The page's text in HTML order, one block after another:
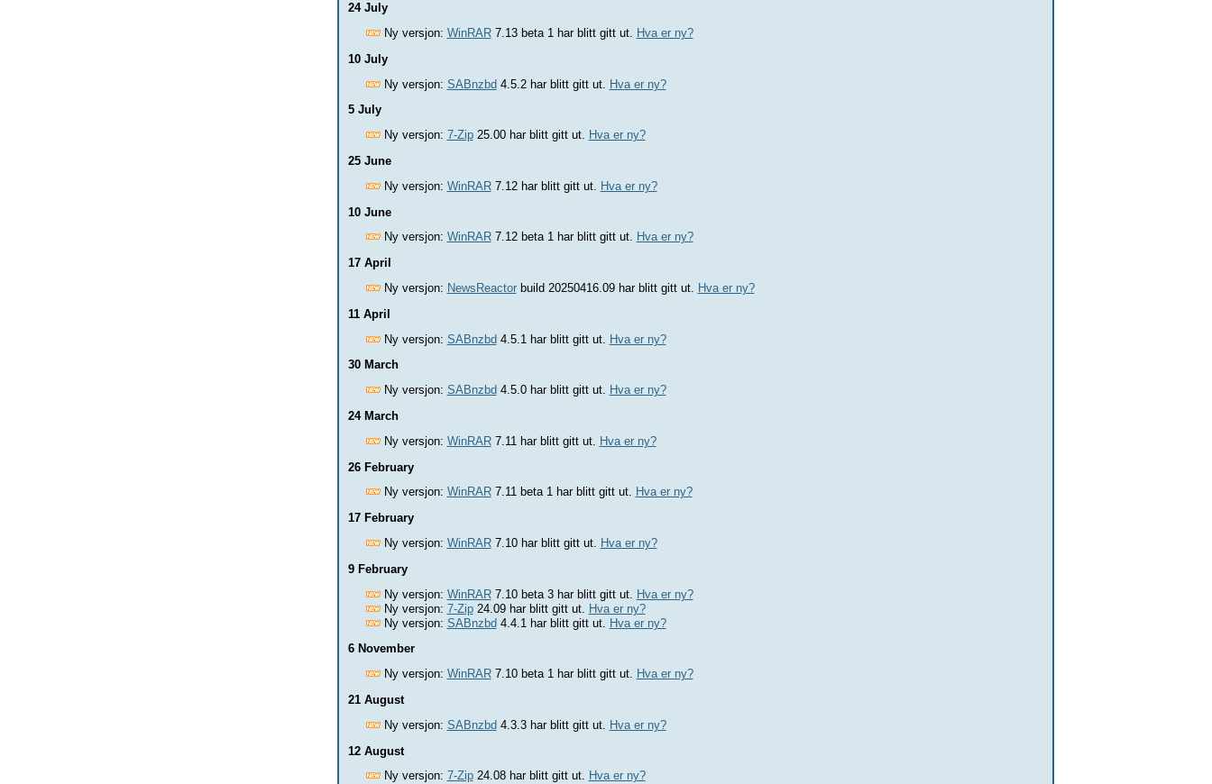
24 July
Ny versjon: WinRAR7.13 beta 1 har blitt gitt ut. Hva er ny?
10 July
Ny versjon: SABnzbd4.5.2 har blitt gitt ut. Hva er ny?
5 July
Ny versjon: 7-Zip25.00 har blitt gitt ut. Hva er ny?
25 June
Ny versjon: WinRAR7.12 har blitt gitt ut.
Hva er ny?
10 June
Ny versjon: WinRAR7.12 beta 1 har blitt gitt ut. Hva er ny?
17 April
Ny versjon: NewsReactorbuild 20250416.09 har blitt gitt ut. Hva er ny?
11 April
Ny versjon: SABnzbd4.5.1 har blitt gitt ut. Hva er ny?
30 March
Ny versjon: SABnzbd 4.5.0 har blitt gitt ut. Hva er ny?
24 March
Ny versjon: WinRAR7.11 har blitt gitt ut.
Hva er ny?
26 February
Ny versjon: WinRAR7.11 beta 1 har blitt gitt ut. Hva er ny?
17 February
Ny versjon: WinRAR7.10 har blitt gitt ut. Hva er ny?
9 February
Ny versjon: WinRAR7.10 beta 3 har blitt gitt ut. Hva er ny?
Ny versjon: 7-Zip24.09 har blitt gitt ut. Hva er ny?
Ny versjon: SABnzbd4.4.1 har blitt gitt ut. Hva er ny?
6 November
Ny versjon: WinRAR7.10 beta 1 har blitt gitt ut. Hva er ny?
21 August
Ny versjon: SABnzbd 4.3.3 har blitt gitt ut.
Hva er ny?
12 August
Ny versjon: 7-Zip24.08 har blitt gitt ut. Hva er ny?